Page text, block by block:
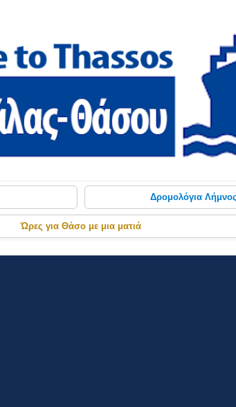
Δρομολόγια Λήμνος
Ώρες για Θάσο με μια ματιά